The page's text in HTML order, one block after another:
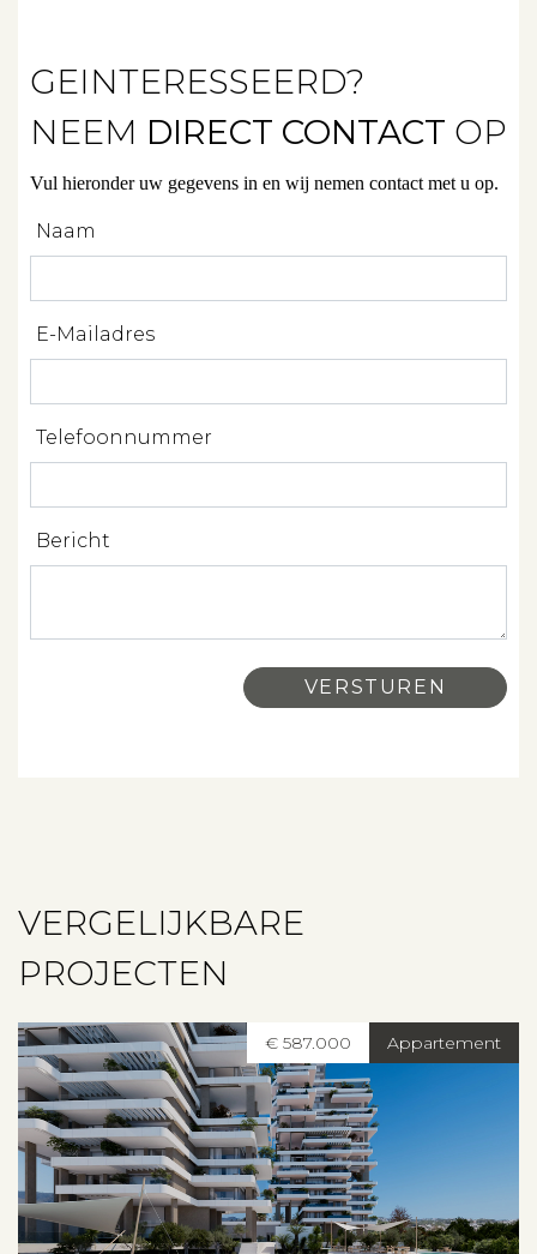
Beleggen
Beheren
Projectbegeleiding
Zoeken
Spanje
Aanbod
Contact
GEINTERESSEERD?
NEEM DIRECT CONTACT OP
Vul hieronder uw gegevens in en wij nemen contact met u op.
Naam
E-Mailadres
Telefoonnummer
Bericht
VERGELIJKBARE
PROJECTEN
Appartement
€ 587.000